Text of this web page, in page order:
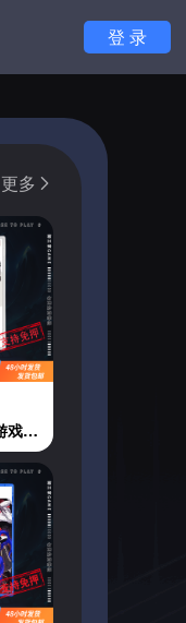
登 录
更多
任天堂Switch游戏卡NS 杰克珍妮 JACKJEANNE 乙女恋爱 中文